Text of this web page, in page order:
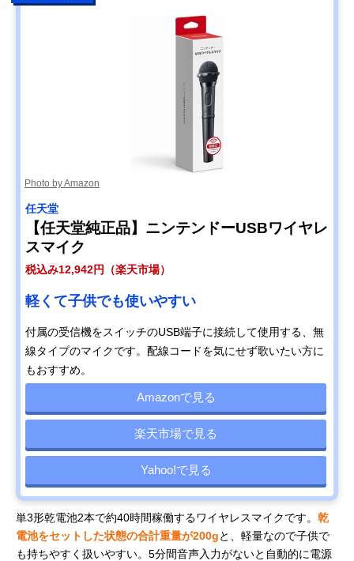
Photo by Amazon
任天堂
【任天堂純正品】ニンテンドーUSBワイヤレ
スマイク
税込み12,942円（楽天市場）
軽くて子供でも使いやすい
付属の受信機をスイッチのUSB端子に接続して使用する、無
線タイプのマイクです。配線コードを気にせず歌いたい方に
もおすすめ。
Amazonで見る
楽天市場で見る
Yahoo!で見る
単3形乾電池2本で約40時間稼働するワイヤレスマイクです。 乾
電池をセットした状態の合計重量が200gと、軽量なので子供で
も持ちやすく扱いやすい。5分間音声入力がないと自動的に電源